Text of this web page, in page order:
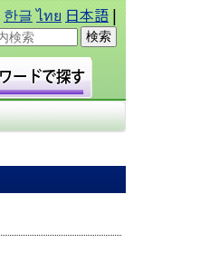
한글 ไทย 日本語 |